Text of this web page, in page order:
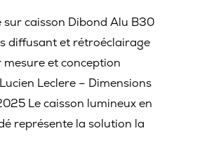
sur caisson Dibond Alu B30
diffusant et rétroéclairage
et conception
Leclere – Dimensions
Le caisson lumineux en
représente la solution la